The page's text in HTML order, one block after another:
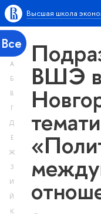
Высшая школа
Все
А
Б
В
Г
Д
Е
Ж
З
И
Й
К
ВШЭ